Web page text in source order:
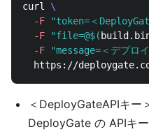
curl \
-F
"token=＜
-F
"file=@$(
-F
"message=＜デプロ
＜DeployGateAPIキー
DeployGate の APIキー